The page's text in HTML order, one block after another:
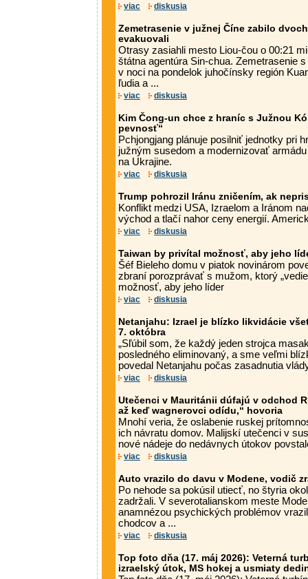
viac diskusia
Zemetrasenie v južnej Číne zabilo
evakuovali
Otrasy zasiahli mesto Liou-čou o 00:21
štátna agentúra Sin-chua. Zemetrasenie
v noci na pondelok juhočínsky región
ľudia a ...
viac diskusia
Kim Čong-un chce z hraníc s Južnou
pevnosť“
Pchjongjang plánuje posilniť jednotky pri
južným susedom a modernizovať
na Ukrajine.
viac diskusia
Trump pohrozil Iránu zničením, ak
Konflikt medzi USA, Izraelom a Iránom
východ a tlačí nahor ceny energií.
viac diskusia
Taiwan by privítal možnosť, aby jeho
Šéf Bieleho domu v piatok novinárom
zbraní porozprávať s mužom, ktorý
možnosť, aby jeho líder
viac diskusia
Netanjahu: Izrael je blízko likvidácie
7. októbra
„Sľúbil som, že každý jeden strojca
posledného eliminovaný, a sme veľmi
povedal Netanjahu počas zasadnutia
viac diskusia
Utečenci v Mauritánii dúfajú v odchod
až keď wagnerovci odídu,“ hovoria
Mnohí veria, že oslabenie ruskej
ich návratu domov. Malijskí utečenci v
nové nádeje do nedávnych útokov
viac diskusia
Auto vrazilo do davu v Modene, vodič
Po nehode sa pokúsil utiecť, no štyria
zadržali. V severotalianskom meste
anamnézou psychických problémov
chodcov a ...
viac diskusia
Top foto dňa (17. máj 2026): Veterná
izraelský útok, MS hokej a usmiaty